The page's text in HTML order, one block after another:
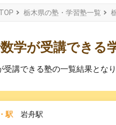
栃木県の塾・学習塾一覧
学が受講できる
受講できる塾の一覧結果とな
駅 岩舟駅